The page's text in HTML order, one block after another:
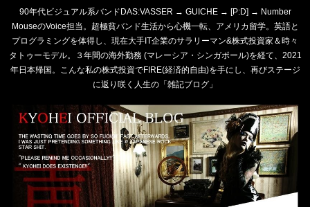
90年代ビジュアル系バンドDAS:VASSER → GUICHE → [P:D] → Number
MouseのVoice担当。超極貧バンド生活から心機一転、アメリカ留学。英語と
プログラミングを体得し、現在大手IT企業のサラリーマン&株式投資家＆時々
タトゥーモデル。３年間の海外勤務 (マレーシア・シンガポール)を経て、2021
年日本帰国。こんな私の株式投資でFIRE(経済的自由)を手にし、再びステージ
に返り咲く人生の「雑記ブログ」